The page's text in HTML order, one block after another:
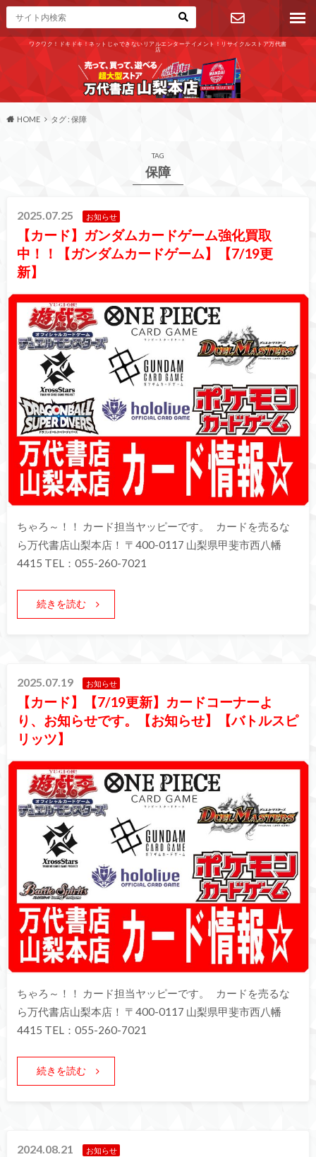
ワクワク！ドキドキ！ネットじゃできないリアルエンターテイメント！リサイクルストア万代書
店
お問い合わ
せ
HOME タグ : 保障
TAG
保障
2025.07.25 お知らせ
【カード】ガンダムカードゲーム強化買取
中！！【ガンダムカードゲーム】【7/19更
新】
ちゃろ～！！ カード担当ヤッピーです。 カードを売るな
ら万代書店山梨本店！ 〒400-0117 山梨県甲斐市西八幡
4415 TEL：055-260-7021
続きを読む
2025.07.19 お知らせ
【カード】【7/19更新】カードコーナーよ
り、お知らせです。【お知らせ】【バトルスピ
リッツ】
ちゃろ～！！ カード担当ヤッピーです。 カードを売るな
ら万代書店山梨本店！ 〒400-0117 山梨県甲斐市西八幡
4415 TEL：055-260-7021
続きを読む
2024.08.21 お知らせ